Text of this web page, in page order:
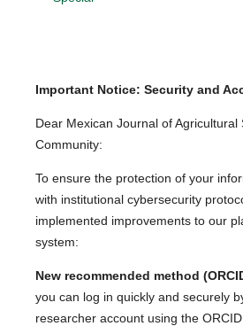
Important Notice: Security and
Dear Mexican Journal of Agricultural
Community:
To ensure the protection of your
with institutional cybersecurity
implemented improvements to our
system:
New recommended method
you can log in quickly and securely
researcher account using the ORCID